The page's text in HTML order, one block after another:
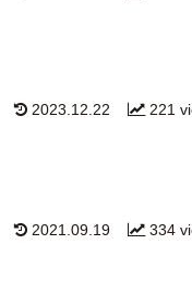
221
2023.12.22
334
2021.09.19